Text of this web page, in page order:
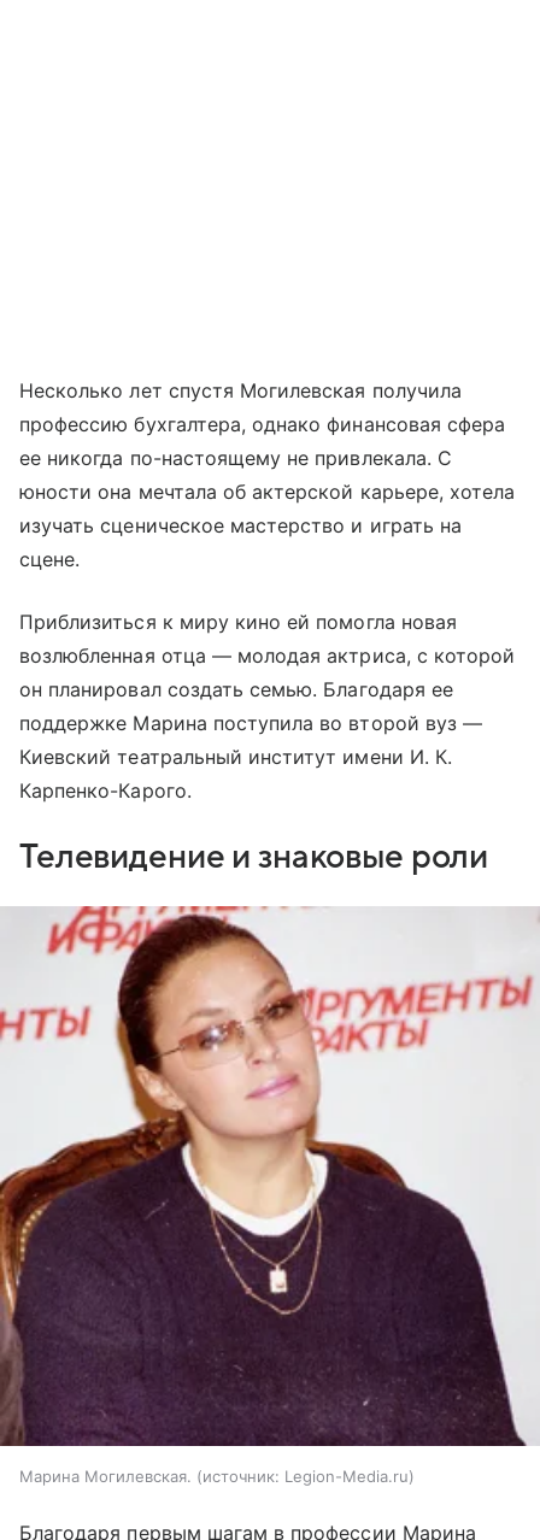
Несколько лет спустя Могилевская получила
профессию бухгалтера, однако финансовая сфера
ее никогда по-настоящему не привлекала. С
юности она мечтала об актерской карьере, хотела
изучать сценическое мастерство и играть на
сцене.
Приблизиться к миру кино ей помогла новая
возлюбленная отца — молодая актриса, с которой
он планировал создать семью. Благодаря ее
поддержке Марина поступила во второй вуз —
Киевский театральный институт имени И. К.
Карпенко-Карого.
Телевидение и знаковые роли
Марина Могилевская. источник: Legion-Media.ru
Благодаря первым шагам в профессии Марина